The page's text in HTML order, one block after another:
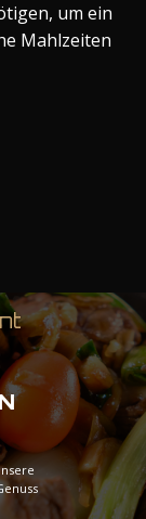
um ein
Mahlzeiten